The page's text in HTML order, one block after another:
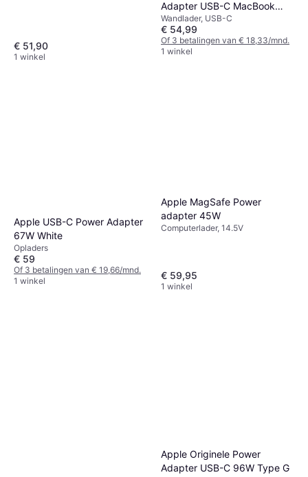
€ 51,90
1 winkel
Adapter USB-C MacBook
140W
Wandlader, USB-C
€ 54,99
Of 3 betalingen van € 18,33/mnd.
1 winkel
Apple USB-C Power Adapter
67W White
Opladers
€ 59
Of 3 betalingen van € 19,66/mnd.
1 winkel
Apple MagSafe Power
adapter 45W
Computerlader, 14.5V
€ 59,95
1 winkel
Apple Originele Power
Adapter USB-C 96W Type G